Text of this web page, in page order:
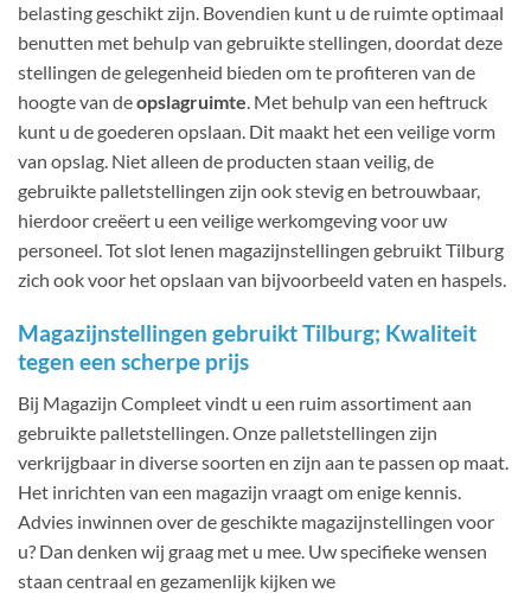
belasting geschikt zijn. Bovendien kunt u de ruimte optimaal
benutten met behulp van gebruikte stellingen, doordat deze
stellingen de gelegenheid bieden om te profiteren van de
hoogte van deopslagruimte. Met behulp van een heftruck
kunt u de goederen opslaan. Dit maakt het een veilige vorm
van opslag. Niet alleen de producten staan veilig, de
gebruikte palletstellingen zijn ook stevig en betrouwbaar,
hierdoor creëert u een veilige werkomgeving voor uw
personeel. Tot slot lenen magazijnstellingen gebruikt Tilburg
zich ook voor het opslaan van bijvoorbeeld vaten en haspels.
Magazijnstellingen gebruikt Tilburg; Kwaliteit
tegen een scherpe prijs
Bij Magazijn Compleet vindt u een ruim assortiment aan
gebruikte palletstellingen. Onze palletstellingen zijn
verkrijgbaar in diverse soorten en zijn aan te passen op maat.
Het inrichten van een magazijn vraagt om enige kennis.
Advies inwinnen over de geschikte magazijnstellingen voor
u? Dan denken wij graag met u mee. Uw specifieke wensen
staan centraal en gezamenlijk kijken we